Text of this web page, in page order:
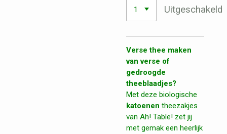
Uitgeschakeld
Verse thee maken
van verse of
gedroogde
theeblaadjes?
Met deze biologische
katoenen theezakjes
van Ah! Table! zet jij
met gemak een heerlijk